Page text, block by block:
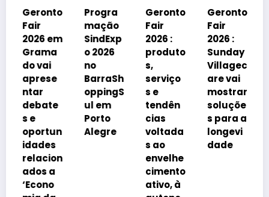
em
Progra
SindExp
o 2026
no
BarraSh
oppingS
ul em
Alegre
Geronto
Fair
2026 :
produto
serviço
s e
tendên
voltada
envelhe
cimento
ativo, à
Geronto
Sunday
Villagec
are vai
mostrar
soluçõe
s para a
longevi
2026
á
rio
onado